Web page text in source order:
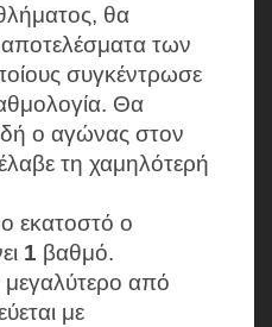
θα
των
συγκέντρωσε
Θα
ο αγώνας στον
τη χαμηλότερή
εκατοστό ο
1 βαθμό.
μεγαλύτερο από
με